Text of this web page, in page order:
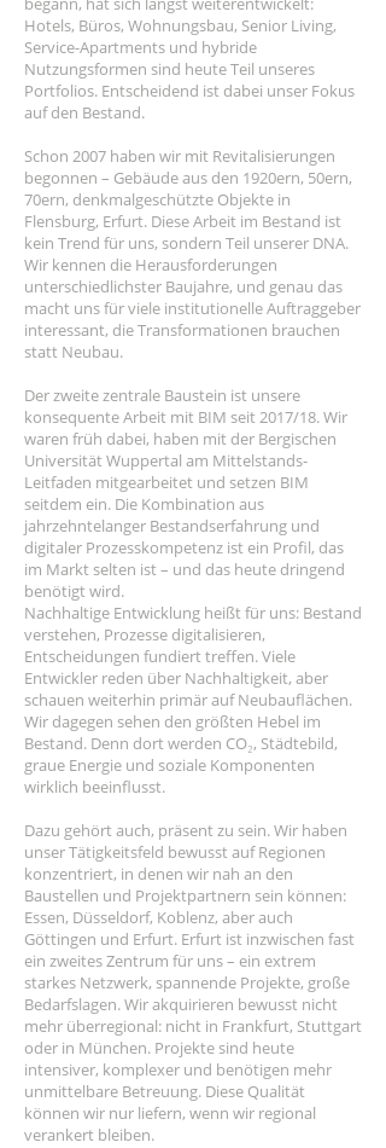
Hotels, Büros, Wohnungsbau, Senior Living,
Service-Apartments und hybride
Nutzungsformen sind heute Teil unseres
Portfolios. Entscheidend ist dabei unser Fokus
auf den Bestand.
Schon 2007 haben wir mit Revitalisierungen
begonnen – Gebäude aus den 1920ern, 50ern,
70ern, denkmalgeschützte Objekte in
Flensburg, Erfurt. Diese Arbeit im Bestand ist
kein Trend für uns, sondern Teil unserer DNA.
Wir kennen die Herausforderungen
unterschiedlichster Baujahre, und genau das
macht uns für viele institutionelle Auftraggeber
interessant, die Transformationen brauchen
statt Neubau.
Der zweite zentrale Baustein ist unsere
konsequente Arbeit mit BIM seit 2017/18. Wir
waren früh dabei, haben mit der Bergischen
Universität Wuppertal am Mittelstands-
Leitfaden mitgearbeitet und setzen BIM
seitdem ein. Die Kombination aus
jahrzehntelanger Bestandserfahrung und
digitaler Prozesskompetenz ist ein Profil, das
im Markt selten ist – und das heute dringend
benötigt wird.
Nachhaltige Entwicklung heißt für uns: Bestand
verstehen, Prozesse digitalisieren,
Entscheidungen fundiert treffen. Viele
Entwickler reden über Nachhaltigkeit, aber
schauen weiterhin primär auf Neubauflächen.
Wir dagegen sehen den größten Hebel im
Bestand. Denn dort werden CO₂, Städtebild,
graue Energie und soziale Komponenten
wirklich beeinflusst.
Dazu gehört auch, präsent zu sein. Wir haben
unser Tätigkeitsfeld bewusst auf Regionen
konzentriert, in denen wir nah an den
Baustellen und Projektpartnern sein können:
Essen, Düsseldorf, Koblenz, aber auch
Göttingen und Erfurt. Erfurt ist inzwischen fast
ein zweites Zentrum für uns – ein extrem
starkes Netzwerk, spannende Projekte, große
Bedarfslagen. Wir akquirieren bewusst nicht
mehr überregional: nicht in Frankfurt, Stuttgart
oder in München. Projekte sind heute
intensiver, komplexer und benötigen mehr
unmittelbare Betreuung. Diese Qualität
können wir nur liefern, wenn wir regional
verankert bleiben.